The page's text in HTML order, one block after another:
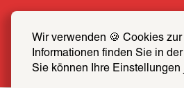
Wir verwenden 🍪 Cookies
Informationen finden Sie in
Sie können Ihre Einstellungen
FREUND*IN
Mehr